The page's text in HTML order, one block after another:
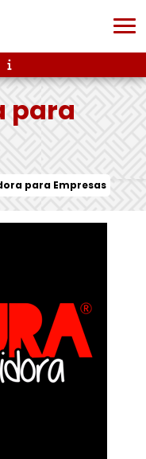
para
para Empresas